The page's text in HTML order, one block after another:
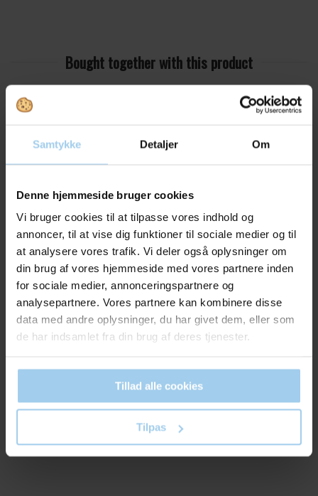
Samtykke Detaljer Om
Denne hjemmeside bruger cookies
Vi bruger cookies til at tilpasse vores indhold og
annoncer, til at vise dig funktioner til sociale medier og til
at analysere vores trafik. Vi deler også oplysninger om
din brug af vores hjemmeside med vores partnere inden
for sociale medier, annonceringspartnere og
analysepartnere. Vores partnere kan kombinere disse
data med andre oplysninger, du har givet dem, eller som
de har indsamlet fra din brug af deres tjenester.
Tillad alle cookies
Tilpas
Bought together with this product
068
Euro craft 60x80cm
Standard sales price DKK
/ RIS
DKK 237.50 inc. VAT
Buy now
19171712B
Gift basket square
natural wave
Standard sales price DKK
From
DKK 15.62
DKK 19.53 inc. VAT
Buy now
Vil du modtage
inspiration og
nyheder fra os?
Skriv dig op til vores nyhedsbrev her
og hold dig ajour
Email
Ja tak, skriv mig op!